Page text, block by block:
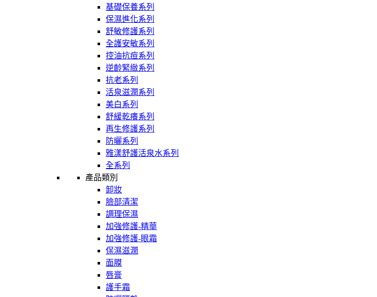
基礎保養系列
保濕進化系列
舒敏修護系列
全護安敏系列
控油抗痘系列
逆齡緊緻系列
抗老系列
活泉滋潤系列
美白系列
舒緩乾癢系列
再生修護系列
防曬系列
雅漾舒護活泉水系列
全系列
產品類別
卸妝
臉部清潔
調理保濕
加強修護-精華
加強修護-眼霜
保濕滋潤
面膜
唇膏
護手霜